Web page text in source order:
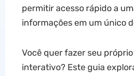
permitir acesso rápido a
informações em um único
Você quer fazer seu próprio
interativo? Este guia